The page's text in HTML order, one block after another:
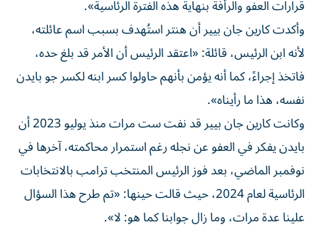
قرارات العفو والرأفة بنهاية هذه الفترة الرئاسية».
وأكدت كارين جان بيير أن هنتر استُهدف بسبب اسم عائلته،
لأنه ابن الرئيس، قائلة: «اعتقد الرئيس أن الأمر قد بلغ حده،
فاتخذ إجراءً، كما أنه يؤمن بأنهم حاولوا كسر ابنه لكسر جو بايدن
نفسه، هذا ما رأيناه».
وكانت كارين جان بيير قد نفت ست مرات منذ يوليو 2023 أن
بايدن يفكر في العفو عن نجله رغم استمرار محاكمته، آخرها في
نوفمبر الماضي، بعد فوز الرئيس المنتخب ترامب بالانتخابات
الرئاسية لعام 2024، حيث قالت حينها: «تم طرح هذا السؤال
علينا عدة مرات، وما زال جوابنا كما هو: لا».